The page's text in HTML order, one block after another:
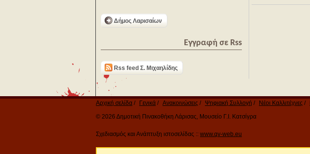
Δήμος Λαρισαίων
Εγγραφή σε Rss
Rss feed Σ. Μιχαηλίδης
Αρχική σελίδα Γενικά Ανακοινώσεις Ψηφιακή Συλλογή Νέοι Καλλιτέχνες
© 2026 Δημοτική Πινακοθήκη Λάρισας, Μουσείο Γ.Ι. Κατσίγρα
Σχεδιασμός και Ανάπτυξη ιστοσελίδας :: www.qv-web.eu